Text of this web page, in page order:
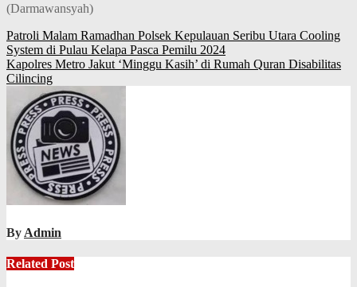
(Darmawansyah)
Navigasi
pos
Patroli Malam Ramadhan Polsek Kepulauan Seribu Utara Cooling
System di Pulau Kelapa Pasca Pemilu 2024
Kapolres Metro Jakut ‘Minggu Kasih’ di Rumah Quran Disabilitas
Cilincing
By Admin
Related Post